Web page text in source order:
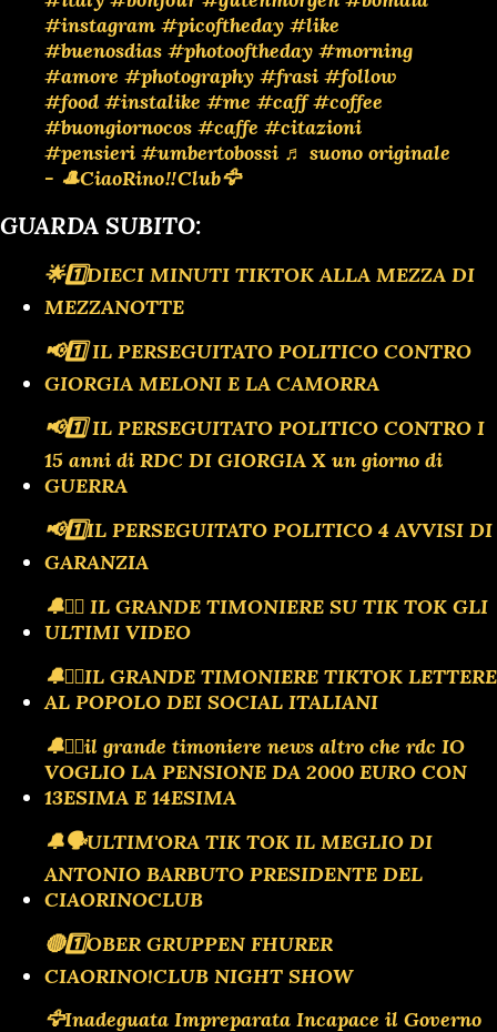
#instagram #picoftheday #like
#buenosdias #photooftheday #morning
#amore #photography #frasi #follow
#food #instalike #me #caff #coffee
#buongiornocos #caffe #citazioni
#pensieri #umbertobossi ♬ suono originale
- 🎩CiaoRino‼️Club🦅
GUARDA SUBITO:
🌟1️⃣DIECI MINUTI TIKTOK ALLA MEZZA DI
MEZZANOTTE
📢1️⃣ IL PERSEGUITATO POLITICO CONTRO
GIORGIA MELONI E LA CAMORRA
📢1️⃣ IL PERSEGUITATO POLITICO CONTRO I
15 anni di RDC DI GIORGIA X un giorno di
GUERRA
📢1️⃣IL PERSEGUITATO POLITICO 4 AVVISI DI
GARANZIA
🔔🏴‍☠️ IL GRANDE TIMONIERE SU TIK TOK GLI
ULTIMI VIDEO
🔔🏴‍☠️IL GRANDE TIMONIERE TIKTOK LETTERE
AL POPOLO DEI SOCIAL ITALIANI
🔔🏴‍☠️il grande timoniere news altro che rdc IO
VOGLIO LA PENSIONE DA 2000 EURO CON
13ESIMA E 14ESIMA
🔔🗣️ULTIM'ORA TIK TOK IL MEGLIO DI
ANTONIO BARBUTO PRESIDENTE DEL
CIAORINOCLUB
🔴1️⃣OBER GRUPPEN FHURER
CIAORINO!CLUB NIGHT SHOW
🦅Inadeguata Impreparata Incapace il Governo